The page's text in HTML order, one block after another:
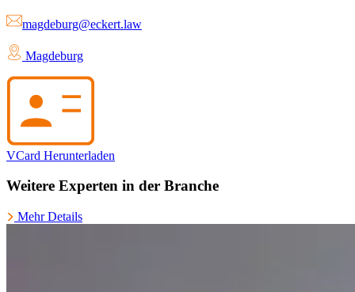
magdeburg@eckert.law
Magdeburg
VCard Herunterladen
Weitere Experten in der Branche
Mehr Details